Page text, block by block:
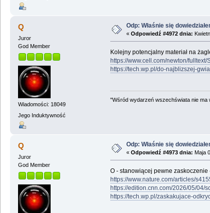
Q
Juror
God Member
Wiadomości: 18049
Jego Induktywność
Odp: Właśnie się
« Odpowiedź #4972 dnia:
Kolejny potencjalny materiał na
https://www.cell.com/newton/
https://tech.wp.pl/do-najblizszej-
"Wśród wydarzeń wszechświata nie ma
Q
Juror
God Member
Odp: Właśnie się
« Odpowiedź #4973 dnia: Maja
O - stanowiącej pewne
https://www.nature.com/articles/
https://edition.cnn.com/2026/05/04/
https://tech.wp.pl/zaskakujace-